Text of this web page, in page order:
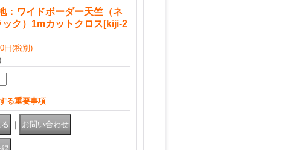
：ワイドボーダー天竺（ネ
ク）1mカットクロス [kiji-2
円(税別)
る重要事項
｜